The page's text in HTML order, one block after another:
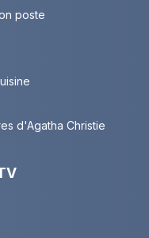
poste
d'Agatha Christie